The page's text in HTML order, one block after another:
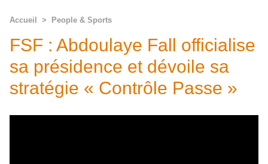
Accueil > People & Sports
FSF : Abdoulaye Fall officialise
sa présidence et dévoile sa
stratégie « Contrôle Passe »